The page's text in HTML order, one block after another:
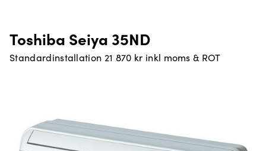
Toshiba Seiya 35ND
Standardinstallation 21 870 kr inkl moms & ROT